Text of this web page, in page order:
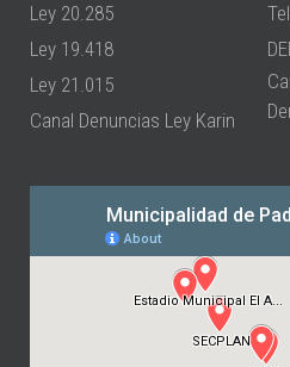
Ley 20.285
Ley 19.418
Ley 21.015
Canal Denuncias Ley Karin